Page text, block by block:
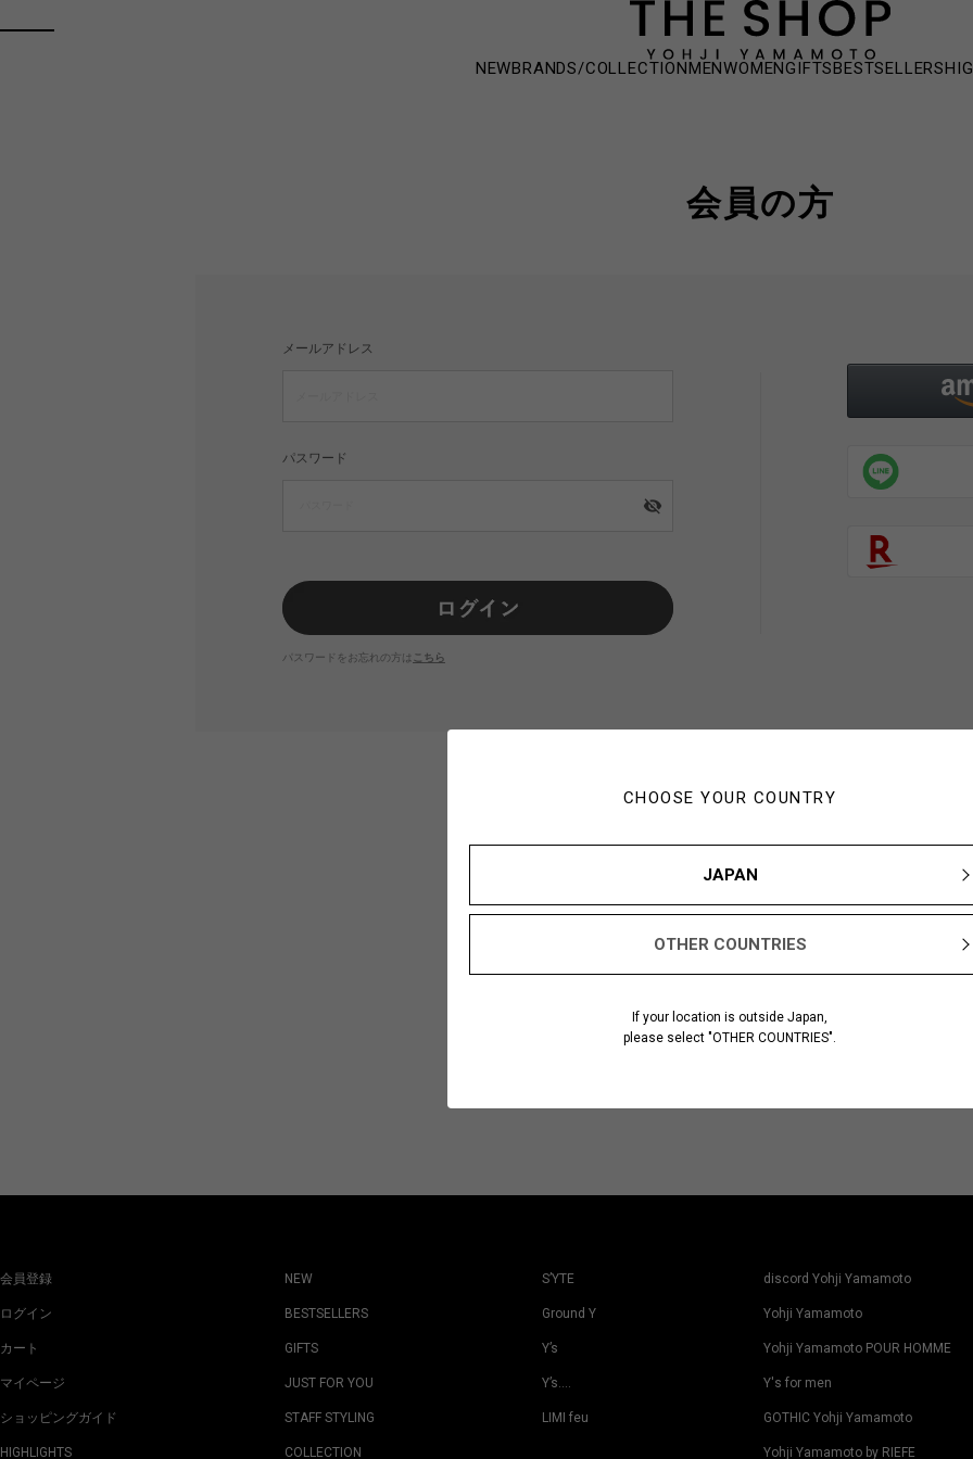
CHOOSE YOUR COUNTRY
JAPAN
OTHER COUNTRIES
If your location is outside Japan,
please select "OTHER COUNTRIES".
NEWBRANDS/COLLECTIONMENWOMENGIFTSBESTSELLERS
会員の方
メールアドレス
パスワード
visibility_off
パスワードをお忘れの方は こちら
初めてご利用の方・会員以
会員登録
ログイン
カート
マイページ
ショッピングガイド
HIGHLIGHTS
NEW
BESTSELLERS
GIFTS
JUST FOR YOU
STAFF STYLING
COLLECTION
S’YTE
Ground Y
Y’s
Y’s….
LIMI feu
discord Yohji Yamamoto
Yohji Yamamoto
Yohji Yamamoto POUR HOMME
Y's for men
GOTHIC Yohji Yamamoto
Yohji Yamamoto by RIEFE